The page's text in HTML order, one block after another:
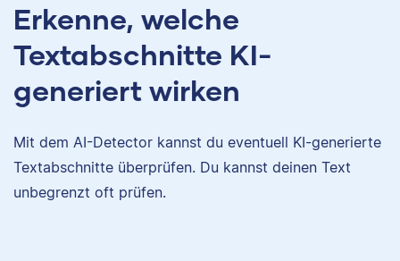
Erkenne, welche
Textabschnitte KI-
generiert wirken
Mit dem AI-Detector kannst du eventuell KI-generierte
Textabschnitte überprüfen. Du kannst deinen Text
unbegrenzt oft prüfen.